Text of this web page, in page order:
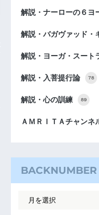
解説・ナーローの６ヨ
解説・バガヴァッド・
解説・ヨーガ・スート
解説・入菩提行論 78
解説・心の訓練 89
ＡＭＲＩＴＡチャンネ
BACKNUMBER